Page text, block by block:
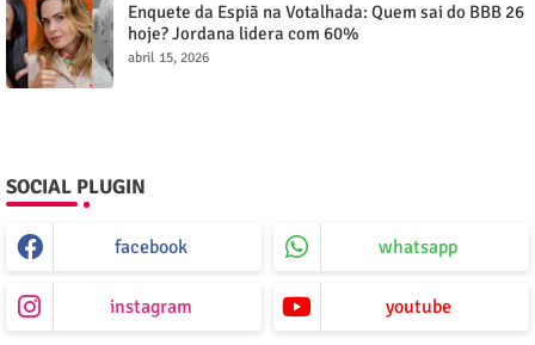
Enquete da Espiã na Votalhada: Quem sai do BBB 26
hoje? Jordana lidera com 60%
abril 15, 2026
SOCIAL PLUGIN
facebook whatsapp
instagram youtube